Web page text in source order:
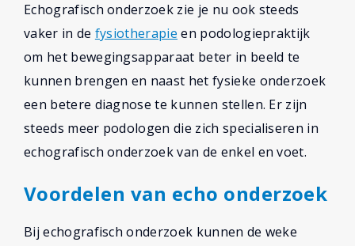
Echografisch onderzoek zie je nu ook steeds
vaker in de fysiotherapie en podologiepraktijk
om het bewegingsapparaat beter in beeld te
kunnen brengen en naast het fysieke onderzoek
een betere diagnose te kunnen stellen. Er zijn
steeds meer podologen die zich specialiseren in
echografisch onderzoek van de enkel en voet.
Voordelen van echo onderzoek
Bij echografisch onderzoek kunnen de weke